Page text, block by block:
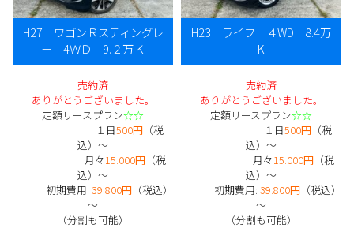
H27 ワゴンＲスティングレ
ー 4ＷＤ 9.２万Ｋ
売約済
ありがとうございました。
定額リースプラン☆☆
１日500円 （税
込）～
月々15.000円（税
込）～
初期費用: 39.800円 （税込）
～
（分割も可能）
H23 ライフ ４WD 8.4万
K
売約済
ありがとうございました。
定額リースプラン☆☆
１日500円 （税
込）～
月々15.000円（税
込）～
初期費用: 39.800円 （税込）
～
（分割も可能）